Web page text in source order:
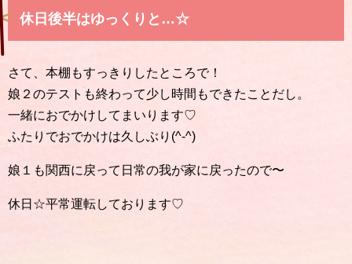
休日後半はゆっくりと…☆
さて、本棚もすっきりしたところで！
娘２のテストも終わって少し時間もできたことだし。
一緒におでかけしてまいります♡
ふたりでおでかけは久しぶり(^-^)
娘１も関西に戻って日常の我が家に戻ったので〜
休日☆平常運転しております♡